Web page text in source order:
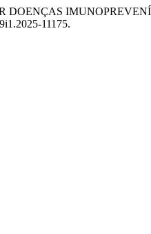
DOENÇAS
11175.